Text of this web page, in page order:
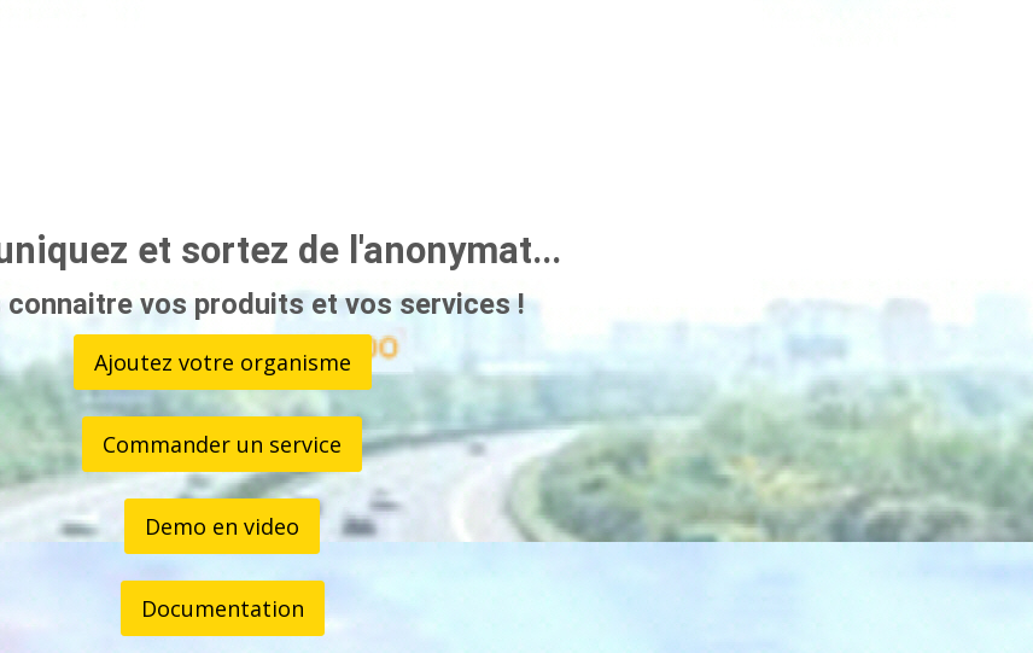
et sortez de l'anonymat...
connaitre vos produits et vos services !
Ajoutez votre organisme
Commander un service
Demo en video
Documentation